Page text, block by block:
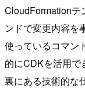
CloudFormationテ
ンドで変更内容を
使っているコマン
的にCDKを活用
裏にある技術的な